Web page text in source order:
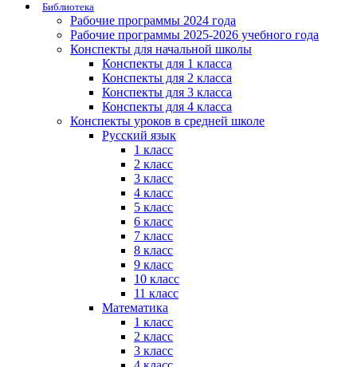
Библиотека
Рабочие программы 2024 года
Рабочие программы 2025-2026 учебного года
Конспекты для начальной школы
Конспекты для 1 класса
Конспекты для 2 класса
Конспекты для 3 класса
Конспекты для 4 класса
Конспекты уроков в средней школе
Русский язык
1 класс
2 класс
3 класс
4 класс
5 класс
6 класс
7 класс
8 класс
9 класс
10 класс
11 класс
Математика
1 класс
2 класс
3 класс